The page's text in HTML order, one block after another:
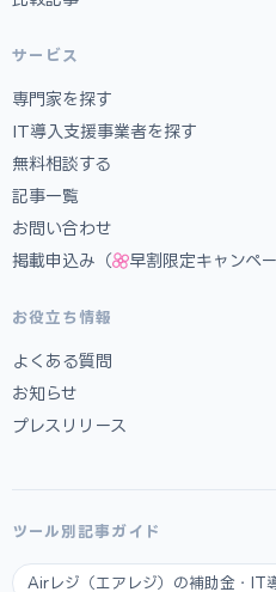
サービス
専門家を探す
IT導入支援事業者を探す
無料相談する
記事一覧
お問い合わせ
掲載申込み（
早割限定キャンペー
お役立ち情報
よくある質問
お知らせ
プレスリリース
ツール別記事ガイド
Airレジ（エアレジ）の補助金・IT